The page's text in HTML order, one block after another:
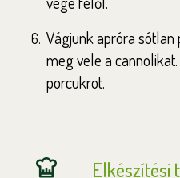
Vágjunk apróra sótlan
meg vele a
porcukrot.
Elkészítési